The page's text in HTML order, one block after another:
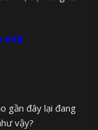
sex
gần đây lại đang
vậy?